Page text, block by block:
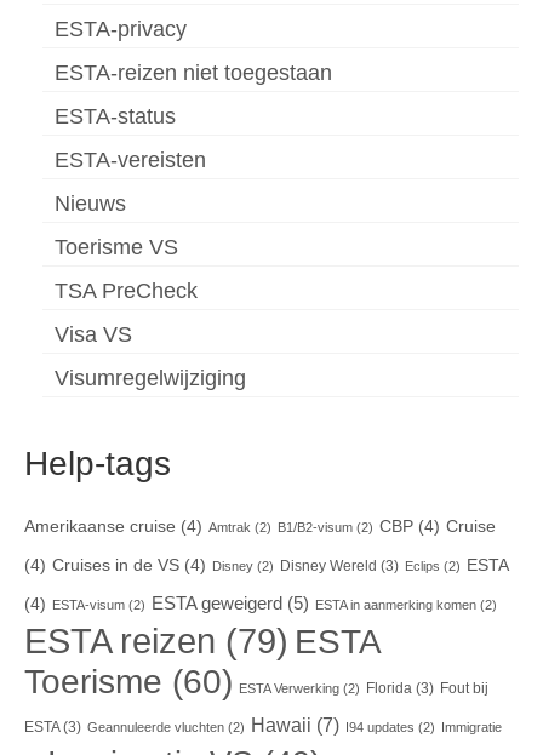
ESTA-privacy
ESTA-reizen niet toegestaan
ESTA-status
ESTA-vereisten
Nieuws
Toerisme VS
TSA PreCheck
Visa VS
Visumregelwijziging
Help-tags
Amerikaanse cruise (4) Amtrak (2) B1/B2-visum (2) CBP (4) Cruise
(4) Cruises in de VS (4) Disney (2) Disney Wereld (3) Eclips (2) ESTA
(4) ESTA-visum (2) ESTA geweigerd (5) ESTA in aanmerking komen (2)
ESTA reizen (79) ESTA
Toerisme (60) ESTA Verwerking (2) Florida (3) Fout bij
ESTA(3) Geannuleerde vluchten (2) Hawaii (7) I94 updates (2) Immigratie